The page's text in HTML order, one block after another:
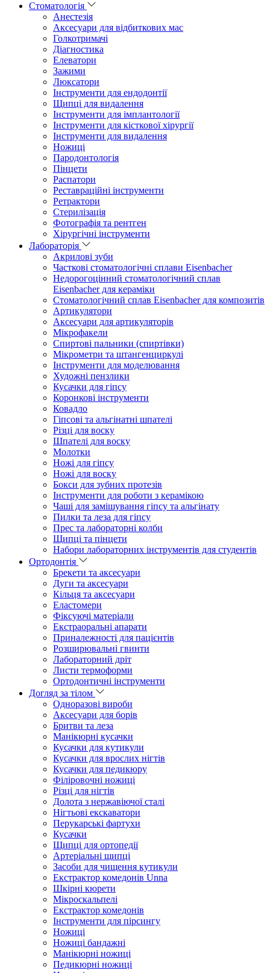
Стоматологія
Анестезія
Аксесуари для відбиткових мас
Голкотримачі
Діагностика
Елеватори
Зажими
Люксатори
Інструменти для ендодонтії
Щипці для видалення
Інструменти для імплантології
Інструменти для кісткової хірургії
Інструменти для видалення
Ножиці
Пародонтологія
Пінцети
Распатори
Реставраційні інструменти
Ретрактори
Стерилізація
Фотографія та рентген
Хірургічні інструменти
Лабораторія
Акрилові зуби
Часткові стоматологічні сплави Eisenbacher
Недорогоцінний стоматологічний сплав
Eisenbacher для кераміки
Стоматологічний сплав Eisenbacher для композитів
Артикулятори
Аксесуари для артикуляторів
Мікрофакели
Спиртові пальники (спиртівки)
Мікрометри та штангенциркулі
Інструменти для моделювання
Художні пензлики
Кусачки для гіпсу
Коронкові інструменти
Ковадло
Гіпсові та альгінатні шпателі
Різці для воску
Шпателі для воску
Молотки
Ножі для гіпсу
Ножі для воску
Бокси для зубних протезів
Інструменти для роботи з керамікою
Чаші для замішування гіпсу та альгінату
Пилки та леза для гіпсу
Прес та лабораторні колби
Щипці та пінцети
Набори лабораторних інструментів для студентів
Ортодонтія
Брекети та аксесуари
Дуги та аксесуари
Кільця та аксесуари
Еластомери
Фіксуючі матеріали
Екстраоральні апарати
Приналежності для пацієнтів
Розширювальні гвинти
Лабораторний дріт
Листи термоформи
Ортодонтичні інструменти
Догляд за тілом
Одноразові вироби
Аксесуари для борів
Бритви та леза
Манікюрні кусачки
Кусачки для кутикули
Кусачки для врослих нігтів
Кусачки для педикюру
Філіровочні ножиці
Різці для нігтів
Долота з нержавіючої сталі
Нігтьові екскаватори
Перукарські фартухи
Кусачки
Щипці для ортопедії
Артеріальні щипці
Засоби для чищення кутикули
Екстрактор комедонів Unna
Шкірні кюрети
Мікроскальпелі
Екстрактор комедонів
Інструменти для пірсингу
Ножиці
Ножиці бандажні
Манікюрні ножиці
Педикюрні ножиці